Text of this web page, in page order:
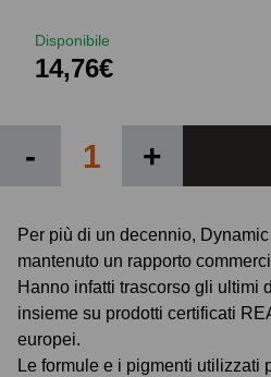
Disponibile
14,76€
- +
Per più di un decennio,
mantenuto un rapporto
Hanno infatti trascorso gli ultimi
insieme su prodotti certificati
europei.
Le formule e i pigmenti utilizzati